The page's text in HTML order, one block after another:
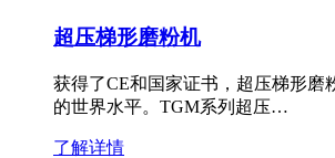
超压梯形磨粉机
获得了CE和国家证书，超压梯形
的世界水平。TGM系列超压…
了解详情